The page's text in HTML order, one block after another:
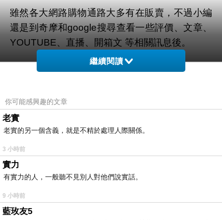
雖然各大網路購物通路大多有在販賣，不過小編
還是到奇摩和google搜尋查看一些評價、文章、
YOUTUBE、直播、開箱文 等相關訊息後。
幫您整理出來在momo購物網最划算啦。
有需要的網友們可以點擊下面按鈕即可獲得最新
的優惠折扣喔！
=>點此取得優惠<=
繼續閱讀
你可能感興趣的文章
老實
老實的另一個含義，就是不精於處理人際關係。
3 小時前
實力
有實力的人，一般聽不見別人對他們說實話。
9 小時前
藍玫友5